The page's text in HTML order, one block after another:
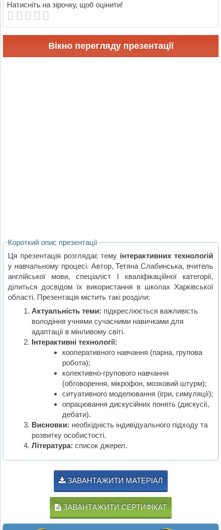
Натисніть на зірочку, щоб оцінити!
Вікно перегляду презентації
Короткий опис презентації
Ця презентація розглядає тему інтерактивних технологій
у навчальному процесі. Автор, Тетяна Слабинська, вчитель
англійської мови, спеціаліст І кваліфікаційної категорії,
ділиться досвідом їх використання в школах Харківської
області. Презентація містить такі розділи:
Актуальність теми: підкреслюється важливість
володіння учнями сучасними навичками для
адаптації в мінливому світі.
Інтерактивні технології:
кооперативного навчання (парна, групова
робота);
колективно-групового навчання
(обговорення, мікрофон, мозковий штурм);
ситуативного моделювання (ігри, симуляції);
опрацювання дискусійних понять (дискусії,
дебати).
Висновки: необхідність індивідуального підходу та
розвитку особистості.
Література: список джерел.
ЗАВАНТАЖИТИ МАТЕРІАЛ
ЗАВАНТАЖИТИ СЕРТИФІКАТ